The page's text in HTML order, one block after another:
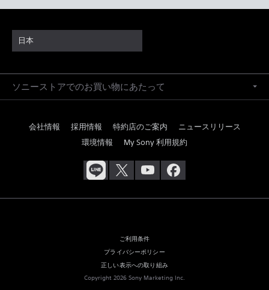
日本
ソニーストアでのお買い物にあたって
会社情報 採用情報 特約店のご案内
ニュースリリース
環境情報
My Sony 利用規約
ご利用条件
プライバシーポリシー
正しい表示への取り組み
Copyright 2026 Sony Marketing Inc.